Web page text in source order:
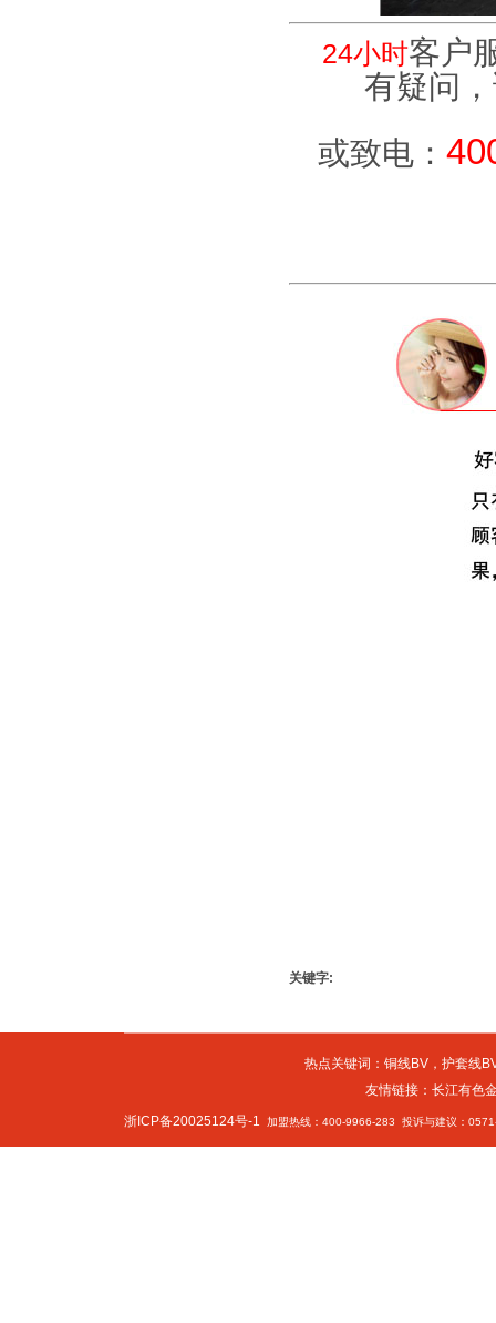
24小时客户
有疑问
或致电：
关键字:
热点关键词： 铜线BV， 护套线
友情链接： 长江有色
浙ICP备20025124号-1
加盟热线：400-9966-283 投诉与建议：